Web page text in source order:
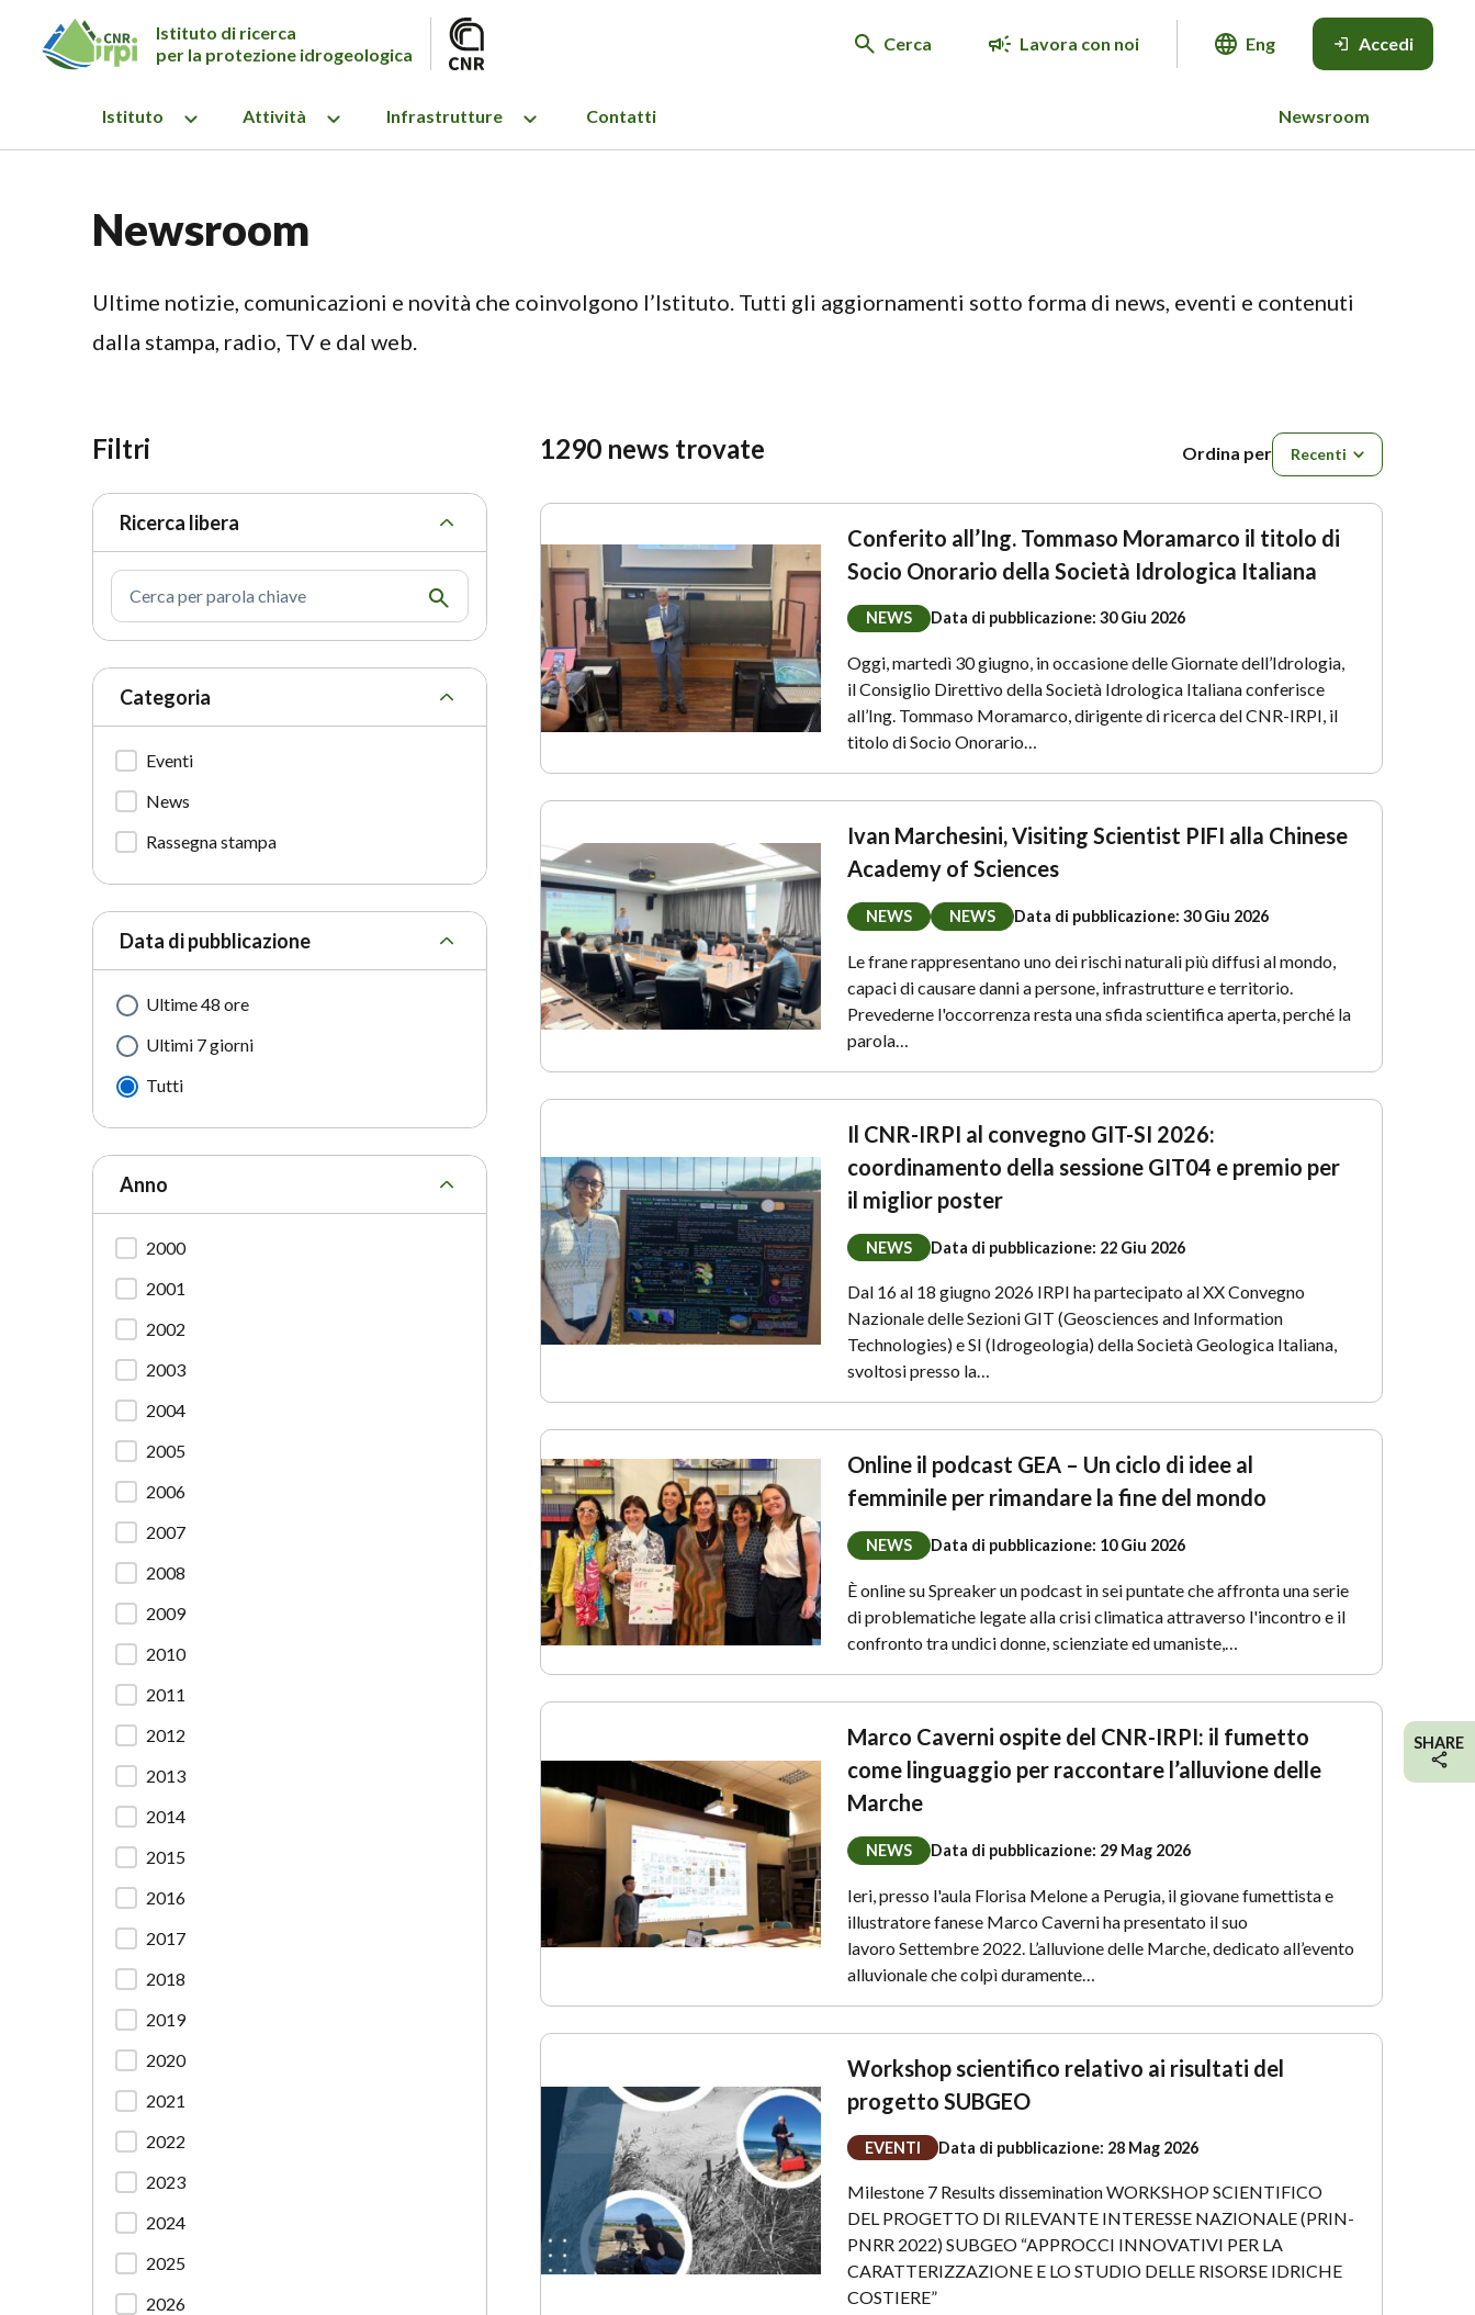
Istituto di ricerca
per la protezione idrogeologica
Cerca Lavora con noi Eng Accedi
Istituto Attività Infrastrutture Contatti Newsroom
SHARE
Newsroom
Ultime notizie, comunicazioni e novità che coinvolgono l’Istituto. Tutti gli aggiornamenti sotto forma di news, eventi e contenuti
dalla stampa, radio, TV e dal web.
Filtri
Ricerca libera
Cerca per parola chiave
Categoria
Eventi
News
Rassegna stampa
Data di pubblicazione
Ultime 48 ore
Ultimi 7 giorni
Tutti
Anno
2000
2001
2002
2003
2004
2005
2006
2007
2008
2009
2010
2011
2012
2013
2014
2015
2016
2017
2018
2019
2020
2021
2022
2023
2024
2025
2026
1290 news trovate Ordina perOrdina per
Conferito all’Ing. Tommaso Moramarco il titolo di
Socio Onorario della Società Idrologica Italiana
NEWS Data di pubblicazione:30 Giu 2026
Oggi, martedì 30 giugno, in occasione delle Giornate dell’Idrologia,
il Consiglio Direttivo della Società Idrologica Italiana conferisce
all’Ing. Tommaso Moramarco, dirigente di ricerca del CNR-IRPI, il
titolo di Socio Onorario…
Ivan Marchesini, Visiting Scientist PIFI alla Chinese
Academy of Sciences
NEWS NEWS Data di pubblicazione:30 Giu 2026
Le frane rappresentano uno dei rischi naturali più diffusi al mondo,
capaci di causare danni a persone, infrastrutture e territorio.
Prevederne l'occorrenza resta una sfida scientifica aperta, perché la
parola…
Il CNR-IRPI al convegno GIT-SI 2026:
coordinamento della sessione GIT04 e premio per
il miglior poster
NEWS Data di pubblicazione: 22 Giu 2026
Dal 16 al 18 giugno 2026 IRPI ha partecipato al XX Convegno
Nazionale delle Sezioni GIT (Geosciences and Information
Technologies) e SI (Idrogeologia) della Società Geologica Italiana,
svoltosi presso la…
Online il podcast GEA – Un ciclo di idee al
femminile per rimandare la fine del mondo
NEWS Data di pubblicazione: 10 Giu 2026
È online su Spreaker un podcast in sei puntate che affronta una serie
di problematiche legate alla crisi climatica attraverso l'incontro e il
confronto tra undici donne, scienziate ed umaniste,…
Marco Caverni ospite del CNR-IRPI: il fumetto
come linguaggio per raccontare l’alluvione delle
Marche
NEWS Data di pubblicazione: 29 Mag 2026
Ieri, presso l'aula Florisa Melone a Perugia, il giovane fumettista e
illustratore fanese Marco Caverni ha presentato il suo
lavoro Settembre 2022. L’alluvione delle Marche, dedicato all’evento
alluvionale che colpì duramente…
Workshop scientifico relativo ai risultati del
progetto SUBGEO
EVENTI Data di pubblicazione: 28 Mag 2026
Milestone 7 Results dissemination WORKSHOP SCIENTIFICO
DEL PROGETTO DI RILEVANTE INTERESSE NAZIONALE (PRIN-
PNRR 2022) SUBGEO “APPROCCI INNOVATIVI PER LA
CARATTERIZZAZIONE E LO STUDIO DELLE RISORSE IDRICHE
COSTIERE”